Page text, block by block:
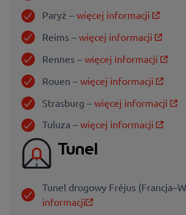
Paryż – więcej informacji
Reims – więcej informacji
Rennes – więcej informacji
Rouen – więcej informacji
Strasburg – więcej informacji
Tuluza – więcej informacji
Tunel
Tunel drogowy Fréjus
informacji